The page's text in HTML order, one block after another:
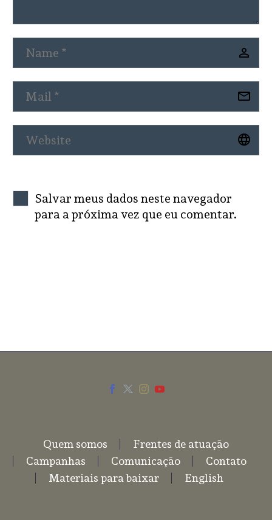
Salvar meus dados neste navegador
para a próxima vez que eu comentar.
Quem somos
Frentes de atuação
Campanhas
Comunicação
Contato
Materiais para baixar
English